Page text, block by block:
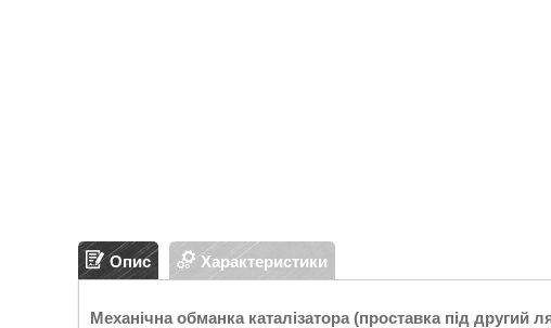
Опис Характеристики
Механічна обманка каталізатора (проставка під